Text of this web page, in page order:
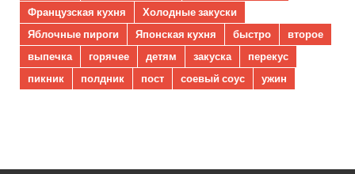
Французская кухня
Холодные закуски
Яблочные пироги
Японская кухня быстро
второе
выпечка
горячее детям закуска
перекус
пикник
полдник пост соевый соус ужин